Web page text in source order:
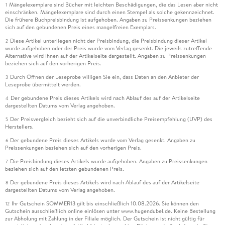
1 Mängelexemplare sind Bücher mit leichten Beschädigungen, die das Lesen aber nicht
einschränken. Mängelexemplare sind durch einen Stempel als solche gekennzeichnet.
Die frühere Buchpreisbindung ist aufgehoben. Angaben zu Preissenkungen beziehen
sich auf den gebundenen Preis eines mangelfreien Exemplars.
2 Diese Artikel unterliegen nicht der Preisbindung, die Preisbindung dieser Artikel
wurde aufgehoben oder der Preis wurde vom Verlag gesenkt. Die jeweils zutreffende
Alternative wird Ihnen auf der Artikelseite dargestellt. Angaben zu Preissenkungen
beziehen sich auf den vorherigen Preis.
3 Durch Öffnen der Leseprobe willigen Sie ein, dass Daten an den Anbieter der
Leseprobe übermittelt werden.
4 Der gebundene Preis dieses Artikels wird nach Ablauf des auf der Artikelseite
dargestellten Datums vom Verlag angehoben.
5 Der Preisvergleich bezieht sich auf die unverbindliche Preisempfehlung (UVP) des
Herstellers.
6 Der gebundene Preis dieses Artikels wurde vom Verlag gesenkt. Angaben zu
Preissenkungen beziehen sich auf den vorherigen Preis.
7 Die Preisbindung dieses Artikels wurde aufgehoben. Angaben zu Preissenkungen
beziehen sich auf den letzten gebundenen Preis.
8 Der gebundene Preis dieses Artikels wird nach Ablauf des auf der Artikelseite
dargestellten Datums vom Verlag angehoben.
12 Ihr Gutschein SOMMER13 gilt bis einschließlich 10.08.2026. Sie können den
Gutschein ausschließlich online einlösen unter www.hugendubel.de. Keine Bestellung
zur Abholung mit Zahlung in der Filiale möglich. Der Gutschein ist nicht gültig für